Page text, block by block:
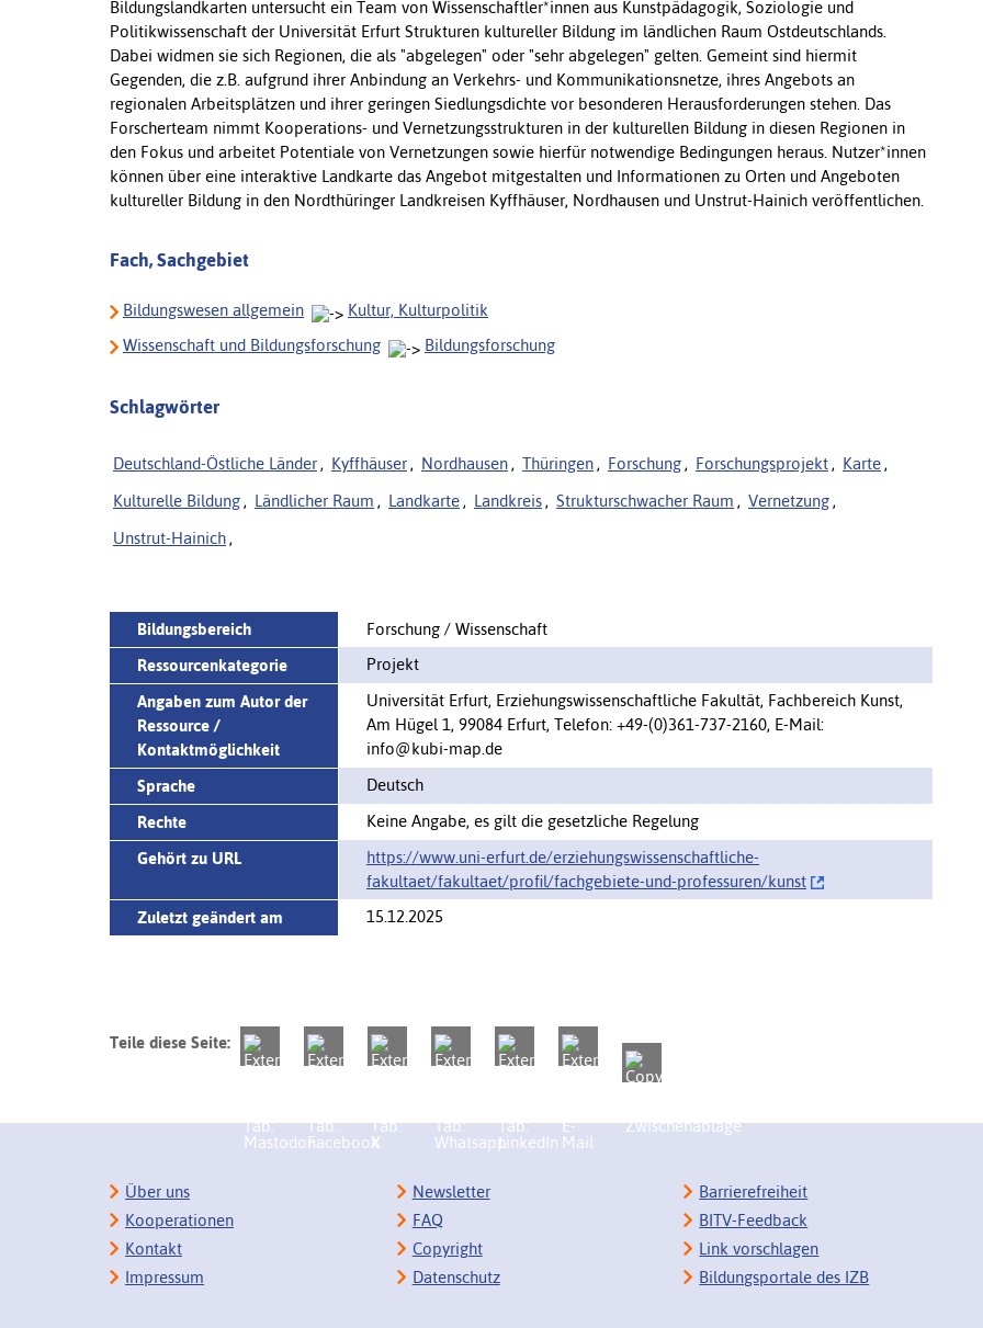
Bildungslandkarten untersucht ein Team von Wissenschaftler*innen aus Kunstpädagogik, Soziologie und
Politikwissenschaft der Universität Erfurt Strukturen kultureller Bildung im ländlichen Raum Ostdeutschlands.
Dabei widmen sie sich Regionen, die als "abgelegen" oder "sehr abgelegen" gelten. Gemeint sind hiermit
Gegenden, die z.B. aufgrund ihrer Anbindung an Verkehrs- und Kommunikationsnetze, ihres Angebots an
regionalen Arbeitsplätzen und ihrer geringen Siedlungsdichte vor besonderen Herausforderungen stehen. Das
Forscherteam nimmt Kooperations- und Vernetzungsstrukturen in der kulturellen Bildung in diesen Regionen in
den Fokus und arbeitet Potentiale von Vernetzungen sowie hierfür notwendige Bedingungen heraus. Nutzer*innen
können über eine interaktive Landkarte das Angebot mitgestalten und Informationen zu Orten und Angeboten
kultureller Bildung in den Nordthüringer Landkreisen Kyffhäuser, Nordhausen und Unstrut-Hainich veröffentlichen.
Fach, Sachgebiet
Bildungswesen allgemein
Kultur, Kulturpolitik
Wissenschaft und Bildungsforschung
Bildungsforschung
Schlagwörter
Deutschland-Östliche Länder , Kyffhäuser , Nordhausen , Thüringen , Forschung , Forschungsprojekt , Karte ,
Kulturelle Bildung , Ländlicher Raum , Landkarte , Landkreis , Strukturschwacher Raum , Vernetzung ,
Unstrut-Hainich ,
Bildungsbereich
Forschung / Wissenschaft
Ressourcenkategorie
Projekt
Angaben zum Autor der
Ressource /
Kontaktmöglichkeit
Universität Erfurt, Erziehungswissenschaftliche Fakultät, Fachbereich Kunst,
Am Hügel 1, 99084 Erfurt, Telefon: +49-(0)361-737-2160, E-Mail:
info@kubi-map.de
Sprache
Deutsch
Rechte
Keine Angabe, es gilt die gesetzliche Regelung
Gehört zu URL
https://www.uni-erfurt.de/erziehungswissenschaftliche-
fakultaet/fakultaet/profil/fachgebiete-und-professuren/‌kunst
Zuletzt geändert am
15.12.2025
Teile diese Seite:
Über uns
Kooperationen
Kontakt
Impressum
Newsletter
FAQ
Copyright
Datenschutz
Barrierefreiheit
BITV-Feedback
Link vorschlagen
Bildungsportale des IZB